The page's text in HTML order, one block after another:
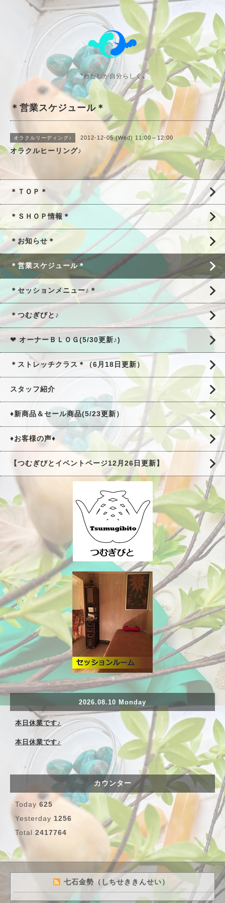
〝わたしが自分らしく〟
＊営業スケジュール＊
オラクルリーディング♪ 2012-12-05 (Wed) 11:00～12:00
オラクルヒーリング♪
＊ＴＯＰ＊
＊ＳＨＯＰ情報＊
＊お知らせ＊
＊営業スケジュール＊
＊セッションメニュー♪＊
＊つむぎびと♪
❤ オーナーＢＬＯＧ(5/30更新♪)
＊ストレッチクラス＊（6月18日更新）
スタッフ紹介
♦新商品＆セール商品(5/23更新）
♦お客様の声♦
【つむぎびとイベントページ12月26日更新】
2026.08.10 Monday
本日休業です♪
本日休業です♪
カウンター
Today 625
Yesterday 1256
Total 2417764
七石金勢（しちせききんせい）